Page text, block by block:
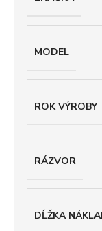
MODEL
ROK VÝROBY
RÁZVOR
DĹŽKA